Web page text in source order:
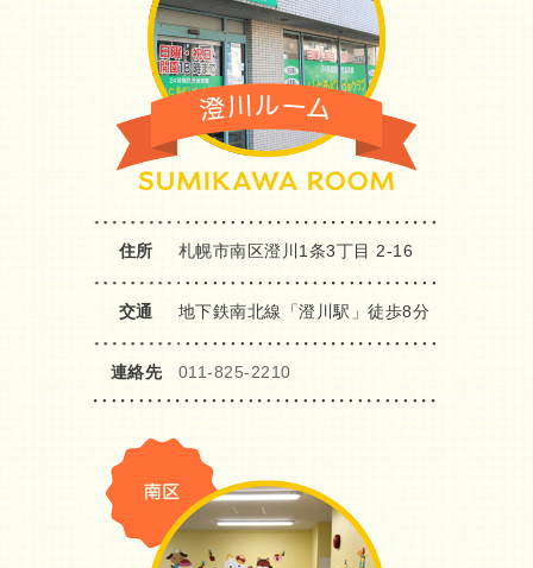
住所 札幌市南区澄川1条3丁目 2-16
交通 地下鉄南北線「澄川駅」徒歩8分
連絡先 011-825-2210